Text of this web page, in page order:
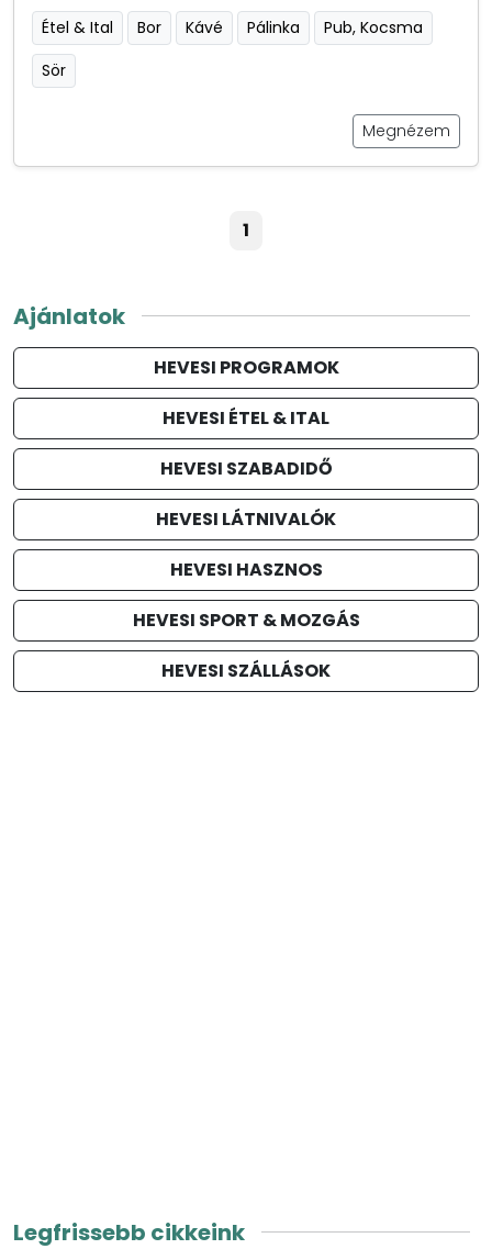
Étel & Ital Bor Kávé Pálinka
Pub, Kocsma
Sör
Megnézem
1
Ajánlatok
HEVESI PROGRAMOK
HEVESI ÉTEL & ITAL
HEVESI SZABADIDŐ
HEVESI LÁTNIVALÓK
HEVESI HASZNOS
HEVESI SPORT & MOZGÁS
HEVESI SZÁLLÁSOK
Legfrissebb cikkeink